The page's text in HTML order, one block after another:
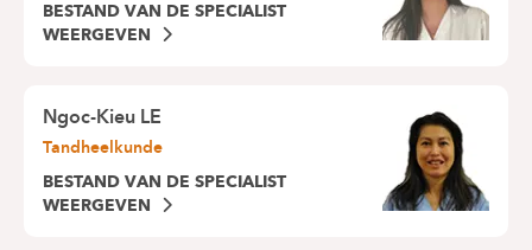
BESTAND VAN DE SPECIALIST
WEERGEVEN
Ngoc-Kieu LE
Tandheelkunde
BESTAND VAN DE SPECIALIST
WEERGEVEN